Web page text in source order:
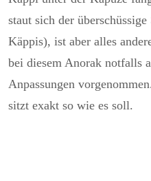
staut sich der
Käppis), ist aber alles
bei diesem Anorak notfalls
Anpassungen
sitzt exakt so wie es soll.